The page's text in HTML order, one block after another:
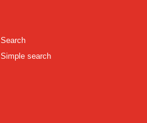
Search
Simple search